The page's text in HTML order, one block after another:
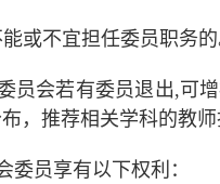
或不宜担任委员职务的
员会若有委员退出,可
，推荐相关学科的教
委员享有以下权利：